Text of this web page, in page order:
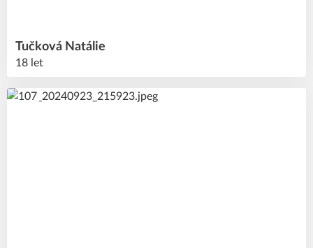
Natálie
Tučková
18 let
44